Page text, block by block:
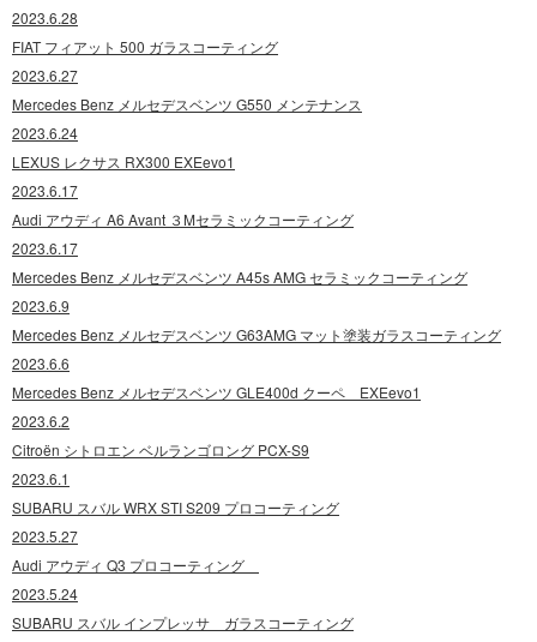
2023.6.28
FIAT フィアット 500 ガラスコーティング
2023.6.27
Mercedes Benz メルセデスベンツ G550 メンテナンス
2023.6.24
LEXUS レクサス RX300 EXEevo1
2023.6.17
Audi アウディ A6 Avant ３Mセラミックコーティング
2023.6.17
Mercedes Benz メルセデスベンツ A45s AMG セラミックコーティング
2023.6.9
Mercedes Benz メルセデスベンツ G63AMG マット塗装ガラスコーティング
2023.6.6
Mercedes Benz メルセデスベンツ GLE400d クーペ EXEevo1
2023.6.2
Citroën シトロエン ベルランゴロング PCX-S9
2023.6.1
SUBARU スバル WRX STI S209 プロコーティング
2023.5.27
Audi アウディ Q3 プロコーティング
2023.5.24
SUBARU スバル インプレッサ ガラスコーティング